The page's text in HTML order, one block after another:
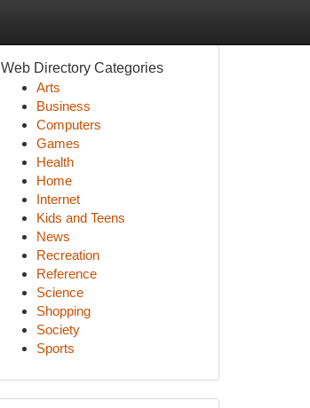
Web Directory Categories
Arts
Business
Computers
Games
Health
Home
Internet
Kids and Teens
News
Recreation
Reference
Science
Shopping
Society
Sports